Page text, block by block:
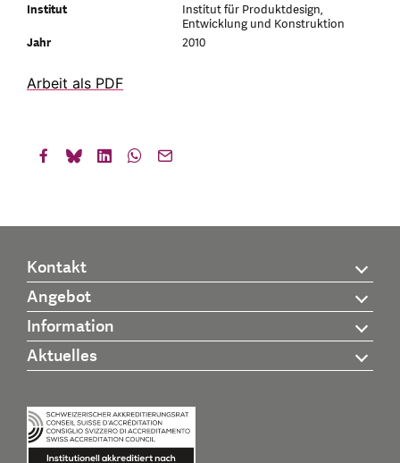
Institut
Institut für Produktdesign,
Entwicklung und Konstruktion
Jahr
2010
Arbeit als PDF
Kontakt
Angebot
Information
Aktuelles